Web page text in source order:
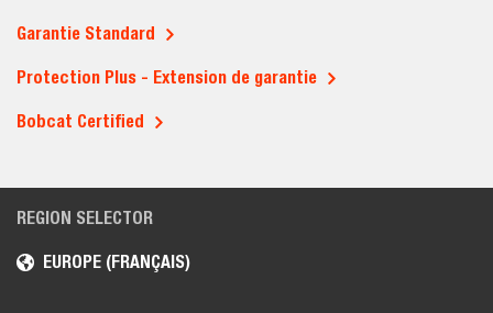
Garantie Standard
Protection Plus - Extension de garantie
Bobcat Certified
REGION SELECTOR
EUROPE (FRANÇAIS)